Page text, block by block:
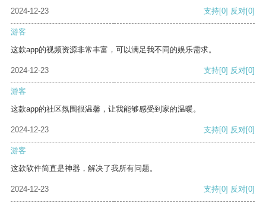
2024-12-23
支持[0] 反对[0]
游客
这款app的视频资源非常丰富，可以满足我不同的娱乐需求。
2024-12-23 支持[0] 反对[0]
游客
这款app的社区氛围很温馨，让我能够感受到家的温暖。
2024-12-23 支持[0] 反对[0]
游客
这款软件简直是神器，解决了我所有问题。
2024-12-23 支持[0] 反对[0]